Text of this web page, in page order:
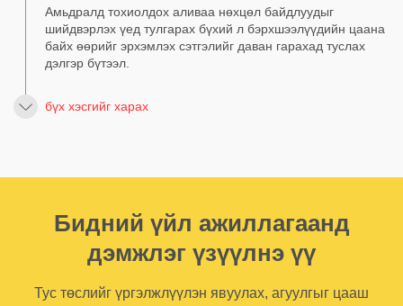
Амьдралд тохиолдох аливаа нөхцөл байдлуудыг
шийдвэрлэх үед тулгарах бүхий л бэрхшээлүүдийн цаана
байх өөрийг эрхэмлэх сэтгэлийг даван гарахад туслах
дэлгэр бүтээл.
бүх хэсгийг харах
Бидний үйл ажиллагаанд
дэмжлэг үзүүлнэ үү
Тус төслийг үргэлжлүүлэн явуулах, агуулгыг цааш